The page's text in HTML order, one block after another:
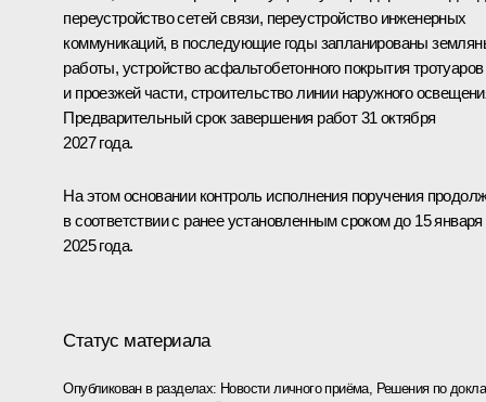
переустройство сетей связи, переустройство инженерных
коммуникаций, в последующие годы запланированы
работы, устройство асфальтобетонного покрытия тротуаров
и проезжей части, строительство линии наружного
Предварительный срок завершения работ 31 октября
2027 года.
На этом основании контроль исполнения поручения
в соответствии с ранее установленным сроком до 15 января
2025 года.
Статус материала
Опубликован в разделах: Новости личного приёма, Решения по